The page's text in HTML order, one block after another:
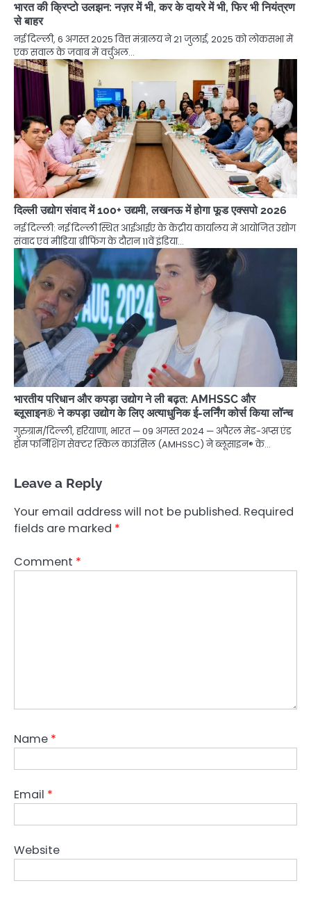
भारत की क्रिप्टो उलझन: नज़र में भी, कर के दायरे में भी, फिर भी नियंत्रण
से बाहर
नई दिल्ली, 6 अगस्त 2025 वित्त मंत्रालय ने 21 जुलाई, 2025 को लोकसभा में
एक सवाल के जवाब में वर्चुअल…
दिल्ली उद्योग संवाद में 100+ उद्यमी, लखनऊ में होगा फूड एक्सपो 2026
नई दिल्ली: नई दिल्ली स्थित आईआईए के केंद्रीय कार्यालय में आयोजित उद्योग
संवाद एवं मीडिया ब्रीफिंग के दौरान 11वें इंडिया…
भारतीय परिधान और कपड़ा उद्योग ने ली बढ़त: AMHSSC और
ब्लूसाइन® ने कपड़ा उद्योग के लिए अत्याधुनिक ई-लर्निंग कोर्स किया लॉन्च
गुरुग्राम/दिल्ली, हरियाणा, भारत — 09 अगस्त 2024 — अपैरल मेड-अप्स एंड
होम फर्निशिंग सेक्टर स्किल काउंसिल (AMHSSC) ने ब्लूसाइन® के…
Leave a Reply
Your email address will not be published. Required
fields are marked *
Comment *
Name *
Email *
Website